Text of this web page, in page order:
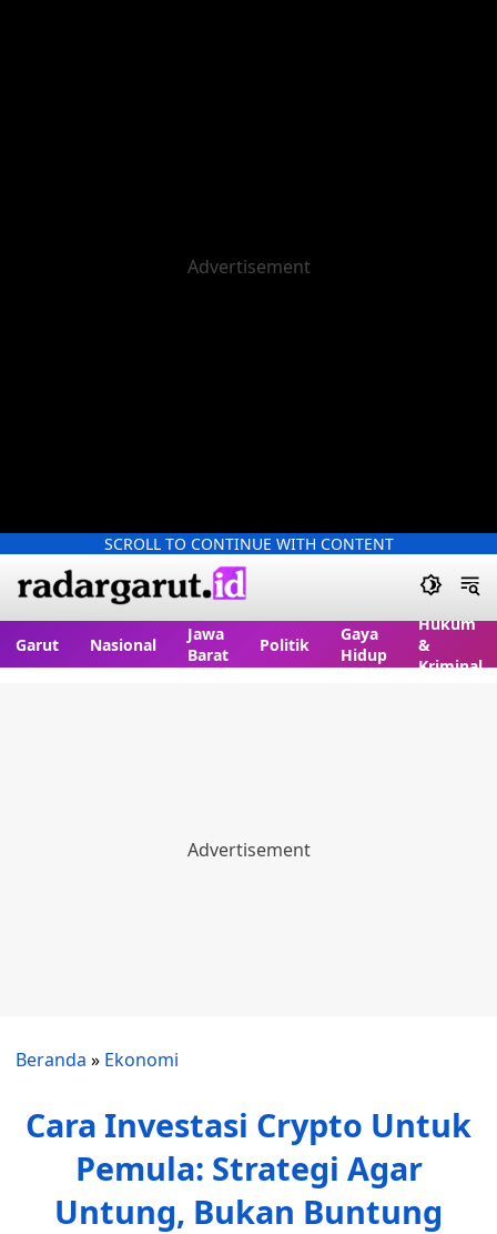
SCROLL TO CONTINUE WITH CONTENT
Garut Nasional
Jawa
Barat
Politik
Gaya
Hidup
Hukum
&
Kriminal
Beranda » Ekonomi
Cara Investasi Crypto Untuk
Pemula: Strategi Agar
Untung, Bukan Buntung